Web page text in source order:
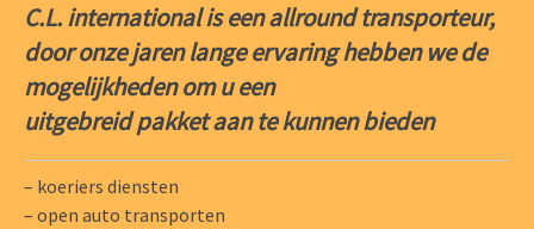
C.L. international is een allround transporteur,
door onze jaren lange ervaring hebben we de
mogelijkheden om u een
uitgebreid pakket aan te kunnen bieden
– koeriers diensten
– open auto transporten